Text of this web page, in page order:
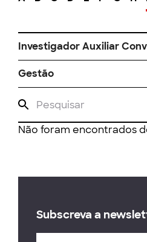
Investigador Auxiliar
Gestão
Não foram encontrados
Subscreva a